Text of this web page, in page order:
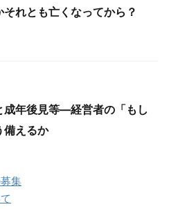
それとも亡くなってから？
成年後見等―経営者の「もし
備えるか
集